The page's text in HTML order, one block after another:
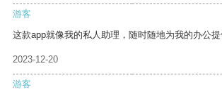
游客
这款app就像我的私人助理，随时随地为我的办公提
2023-12-20
游客